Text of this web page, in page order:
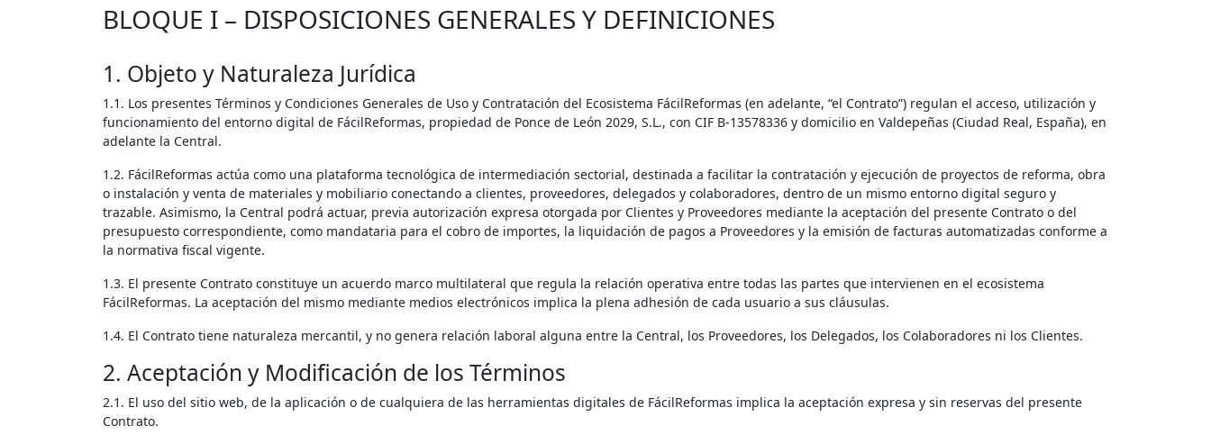
BLOQUE I – DISPOSICIONES GENERALES Y DEFINICIONES
1. Objeto y Naturaleza Jurídica
1.1. Los presentes Términos y Condiciones Generales de Uso y Contratación del Ecosistema FácilReformas (en adelante, “el Contrato”) regulan el acceso, utilización y
funcionamiento del entorno digital de FácilReformas, propiedad de Ponce de León 2029, S.L., con CIF B-13578336 y domicilio en Valdepeñas (Ciudad Real, España), en
adelante la Central.
1.2. FácilReformas actúa como una plataforma tecnológica de intermediación sectorial, destinada a facilitar la contratación y ejecución de proyectos de reforma, obra
o instalación y venta de materiales y mobiliario conectando a clientes, proveedores, delegados y colaboradores, dentro de un mismo entorno digital seguro y
trazable. Asimismo, la Central podrá actuar, previa autorización expresa otorgada por Clientes y Proveedores mediante la aceptación del presente Contrato o del
presupuesto correspondiente, como mandataria para el cobro de importes, la liquidación de pagos a Proveedores y la emisión de facturas automatizadas conforme a
la normativa fiscal vigente.
1.3. El presente Contrato constituye un acuerdo marco multilateral que regula la relación operativa entre todas las partes que intervienen en el ecosistema
FácilReformas. La aceptación del mismo mediante medios electrónicos implica la plena adhesión de cada usuario a sus cláusulas.
1.4. El Contrato tiene naturaleza mercantil, y no genera relación laboral alguna entre la Central, los Proveedores, los Delegados, los Colaboradores ni los Clientes.
2. Aceptación y Modificación de los Términos
2.1. El uso del sitio web, de la aplicación o de cualquiera de las herramientas digitales de FácilReformas implica la aceptación expresa y sin reservas del presente
Contrato.